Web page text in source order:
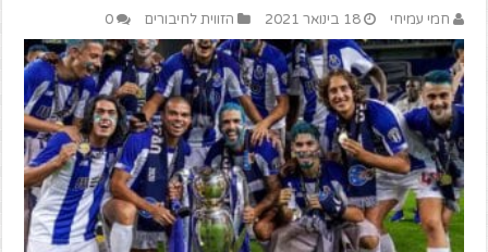
חמי עמיחי 18 בינואר 2021 הזווית לחיבורים 0